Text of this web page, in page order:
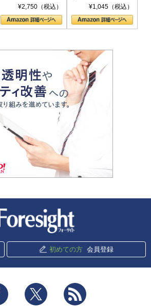
〈ヤヌス〉の二つ
の顔
¥2,750（税込）
ル新書)¥1,045（税込）
初めての方 会員登録
Facebook Twitter